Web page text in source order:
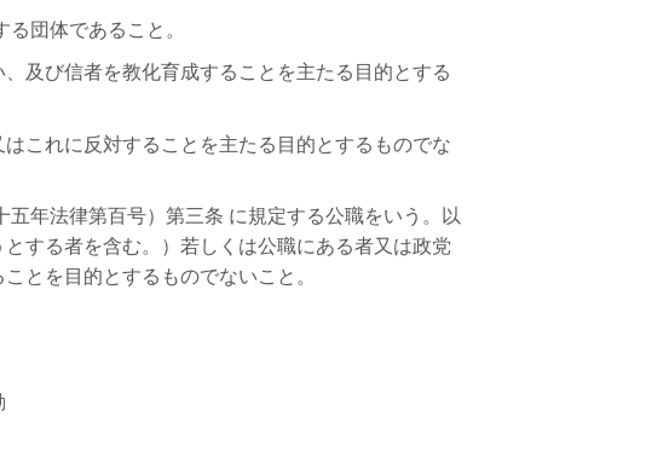
団体であること。
び信者を教化育成することを主たる目的とする
れに反対することを主たる目的とするものでな
法律第百号）第三条 に規定する公職をいう。以
する者を含む。）若しくは公職にある者又は政党
とを目的とするものでないこと。